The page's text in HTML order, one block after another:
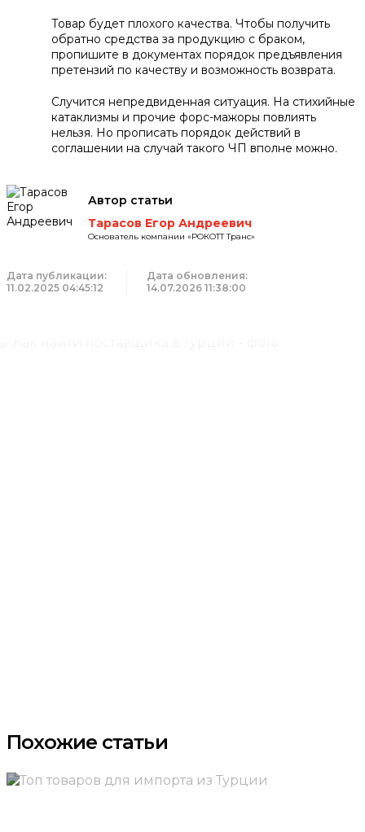
Товар будет плохого качества. Чтобы получить
обратно средства за продукцию с браком,
пропишите в документах порядок предъявления
претензий по качеству и возможность возврата.
Случится непредвиденная ситуация. На стихийные
катаклизмы и прочие форс-мажоры повлиять
нельзя. Но прописать порядок действий в
соглашении на случай такого ЧП вполне можно.
Автор статьи
Тарасов Егор Андреевич
Основатель компании «РОКОТТ Транс»
Дата публикации:
11.02.2025 04:45:12
Дата обновления:
14.07.2026 11:38:00
Похожие статьи